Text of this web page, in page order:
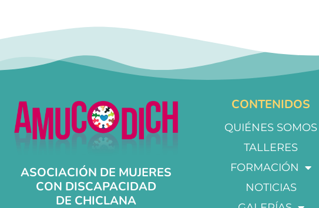
ASOCIACIÓN DE MUJERES
CON DISCAPACIDAD
DE CHICLANA
CONTENIDOS
QUIÉNES SOMOS
TALLERES
FORMACIÓN
NOTICIAS